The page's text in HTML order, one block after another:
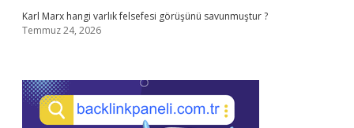
Karl Marx hangi varlık felsefesi görüşünü savunmuştur ?
Temmuz 24, 2026